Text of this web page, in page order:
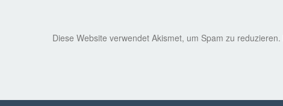
Diese Website verwendet Akismet, um Spam zu reduzieren.